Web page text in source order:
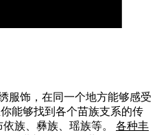
服饰，在同一个地方能够感受
能够找到各个苗族支系的传
族、彝族、瑶族等。 各种丰